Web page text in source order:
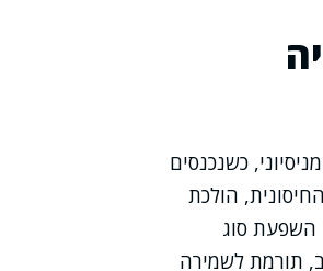
כשנכנסים
הולכת
השפעת סוג
תורמת לשמירה